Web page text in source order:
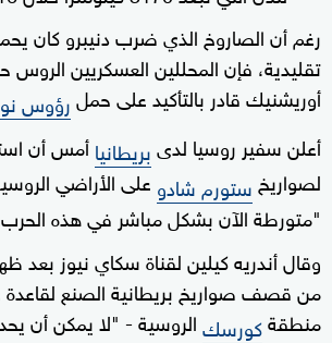
رغم أن الصاروخ الذي ضرب دنيبرو كان
تقليدية، فإن المحللين العسكريين
أوريشنيك قادر بالتأكيد على حملرؤوس
أعلن سفير روسيا لدىبريطانياأمس أن
لصواريخستورم شادو على الأراضي
"متورطة الآن بشكل مباشر في هذه
وقال أندريه كيلين لقناة سكاي نيوز
من قصف صواريخ بريطانية الصنع
منطقةكورسكالروسية - "لا يمكن أن